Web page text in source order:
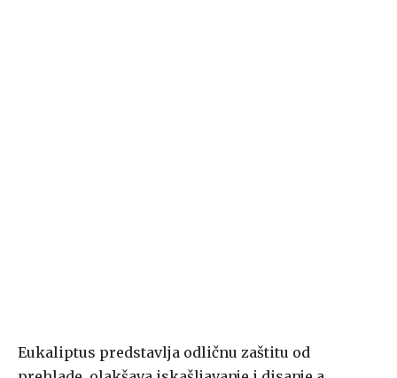
Eukaliptus predstavlja odličnu zaštitu od